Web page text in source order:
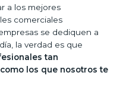
a los mejores
comerciales
se dediquen a
la verdad es que
tan
los que nosotros te